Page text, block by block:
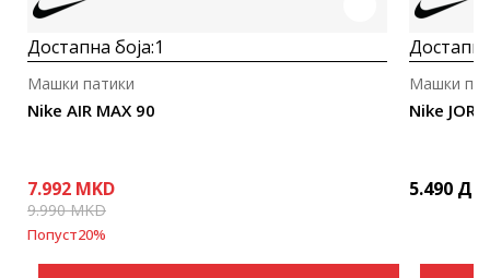
Достапна боја:1
Nike AIR MAX 90
Машки патики
7.992 MKD
9.990MKD
Попуст20%
Nike
Машки
5.490